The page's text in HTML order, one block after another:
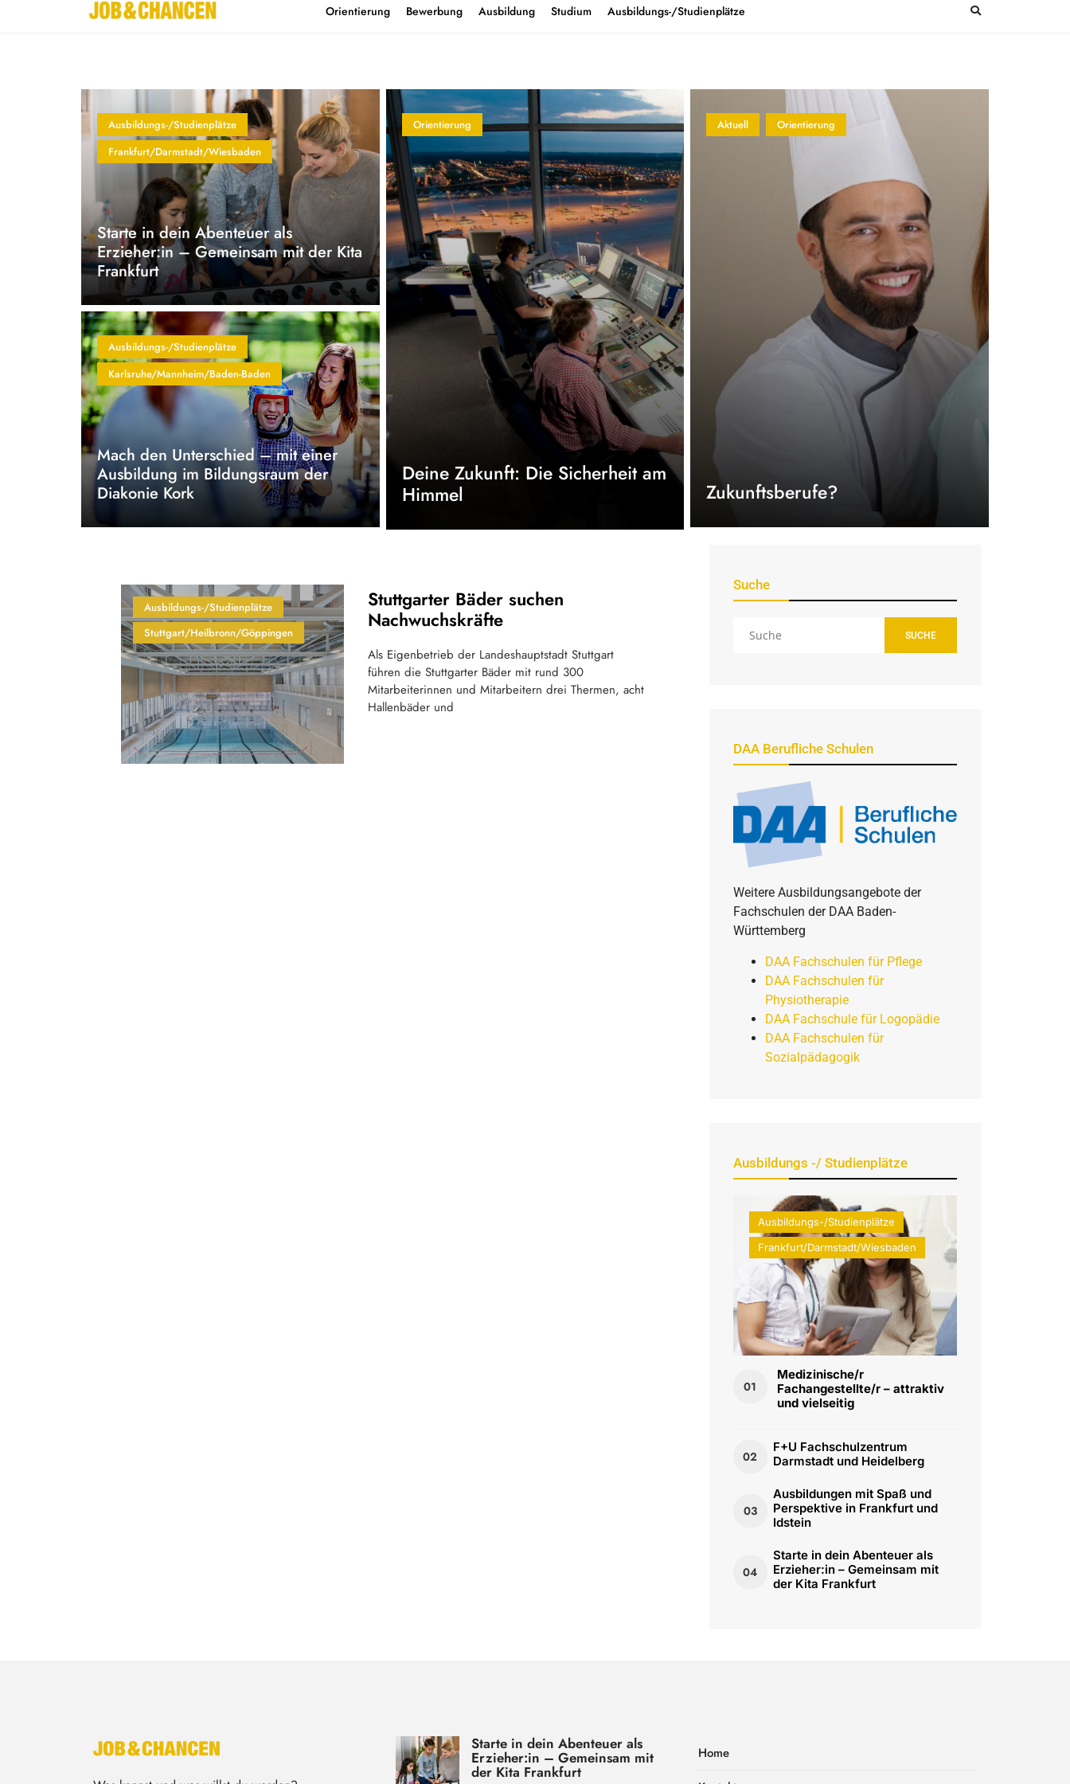
Home Kontakt Orientierung Bewerbung Ausbildung Studium Ausbildungs-/Studienplätze
Ausbildungs-/Studienplätze
Frankfurt/Darmstadt/Wiesbaden
Starte in dein Abenteuer als
Erzieher:in – Gemeinsam mit der Kita
Frankfurt
Ausbildungs-/Studienplätze
Karlsruhe/Mannheim/Baden-Baden
Mach den Unterschied – mit einer
Ausbildung im Bildungsraum der
Diakonie Kork
Orientierung
Deine Zukunft: Die Sicherheit am
Himmel
Aktuell Orientierung
Zukunftsberufe?
Ausbildungs-/Studienplätze
Stuttgart/Heilbronn/Göppingen
Stuttgarter Bäder suchen
Nachwuchskräfte
Als Eigenbetrieb der Landeshauptstadt Stuttgart
führen die Stuttgarter Bäder mit rund 300
Mitarbeiterinnen und Mitarbeitern drei Thermen, acht
Hallenbäder und
Suche
SUCHE
DAA Berufliche Schulen
Weitere Ausbildungsangebote der
Fachschulen der DAA Baden-
Württemberg
DAA Fachschulen für Pflege
DAA Fachschulen für
Physiotherapie
DAA Fachschule für Logopädie
DAA Fachschulen für
Sozialpädagogik
Ausbildungs -/ Studienplätze
Ausbildungs-/Studienplätze
Frankfurt/Darmstadt/Wiesbaden
01
Medizinische/r
Fachangestellte/r – attraktiv
und vielseitig
02
F+U Fachschulzentrum
Darmstadt und Heidelberg
03
Ausbildungen mit Spaß und
Perspektive in Frankfurt und
Idstein
04
Starte in dein Abenteuer als
Erzieher:in – Gemeinsam mit
der Kita Frankfurt
Starte in dein Abenteuer als
Erzieher:in – Gemeinsam mit
der Kita Frankfurt
Home